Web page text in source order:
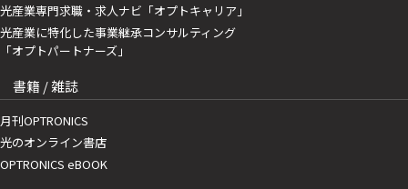
光産業専門求職・求人ナビ「オプトキャリア」
光産業に特化した事業継承コンサルティング
「オプトパートナーズ」
書籍 / 雑誌
月刊OPTRONICS
光のオンライン書店
OPTRONICS eBOOK